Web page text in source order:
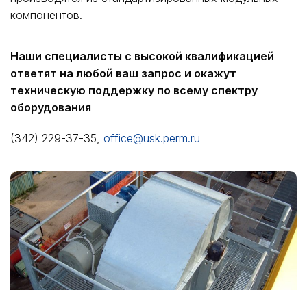
компонентов.
Наши специалисты с высокой квалификацией
ответят на любой ваш запрос и окажут
техническую поддержку по всему спектру
оборудования
(342) 229-37-35, office@usk.perm.ru